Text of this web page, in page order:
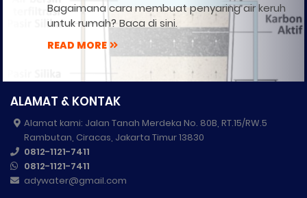
Bagaimana cara membuat penyaring air keruh
untuk rumah? Baca di sini.
READ MORE
ALAMAT & KONTAK
Alamat kami: Jalan Tanah Merdeka No. 80B, RT.15/RW.5
Rambutan, Ciracas, Jakarta Timur 13830
0812-1121-7411
0812-1121-7411
adywater@gmail.com